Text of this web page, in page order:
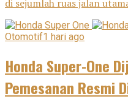
di sejumlah ruas jalan
Otomotif1 hari ago
Honda Super-One
Pemesanan Resmi